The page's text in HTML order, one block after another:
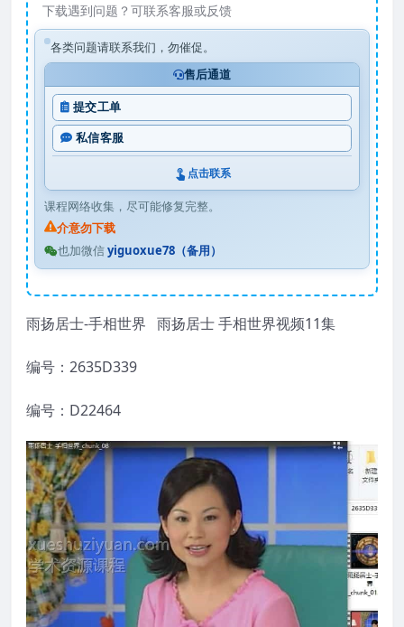
下载遇到问题？可联系客服或反馈
各类问题请联系我们，勿催促。
售后通道
提交工单
私信客服
点击联系
课程网络收集，尽可能修复完整。
介意勿下载
也加微信yiguoxue78（备用）
雨扬居士-手相世界 雨扬居士 手相世界视频11集
编号：2635D339
编号：D22464